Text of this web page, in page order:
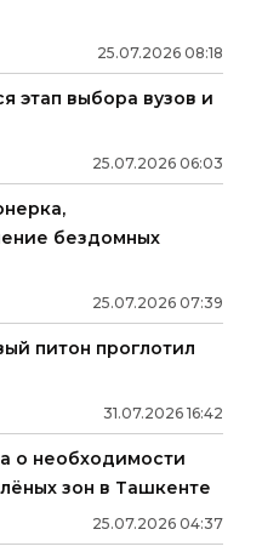
25.07.2026 08:18
этап выбора вузов и
25.07.2026 06:03
бездомных
25.07.2026 07:39
питон проглотил
31.07.2026 16:42
о необходимости
зон в Ташкенте
25.07.2026 04:37